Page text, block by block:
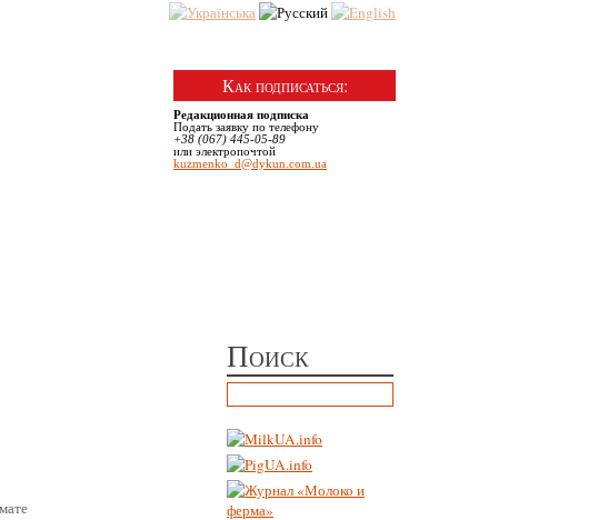
Как подписаться:
Редакционная подписка
Подать заявку по телефону
+38 (067) 445-05-89
или электропочтой
kuzmenko_d@dykun.com.ua
Поиск